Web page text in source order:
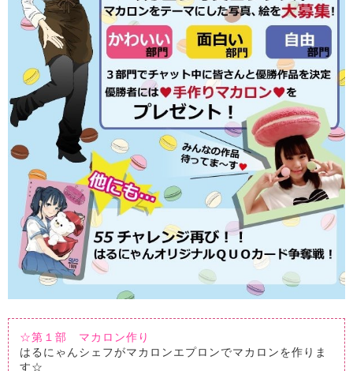
☆第１部 マカロン作り
はるにゃんシェフがマカロンエプロンでマカロンを作りま
す☆